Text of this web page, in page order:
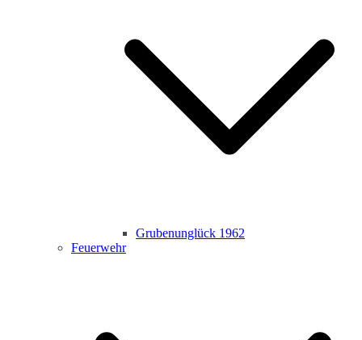
Grubenunglück 1962
Feuerwehr